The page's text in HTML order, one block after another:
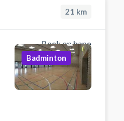
21 km
Book en bane
Badminton